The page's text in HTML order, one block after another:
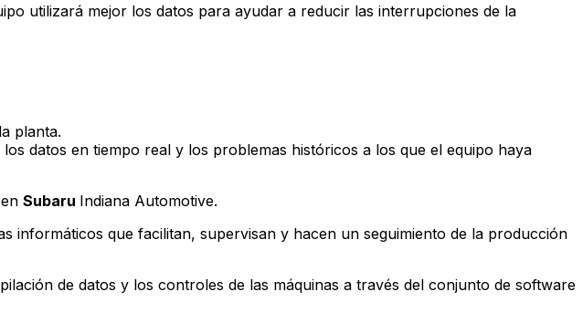
utilizará mejor los datos para ayudar a reducir las interrupciones de la
planta.
datos en tiempo real y los problemas históricos a los que el equipo haya
Subaru Indiana Automotive.
informáticos que facilitan, supervisan y hacen un seguimiento de la producción
de datos y los controles de las máquinas a través del conjunto de software